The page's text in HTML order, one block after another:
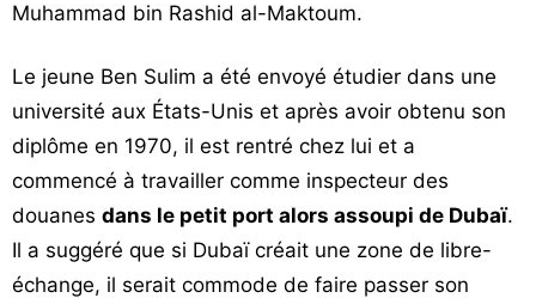
Muhammad bin Rashid al-Maktoum.
Le jeune Ben Sulim a été envoyé étudier dans une
université aux États-Unis et après avoir obtenu son
diplôme en 1970, il est rentré chez lui et a
commencé à travailler comme inspecteur des
douanes dans le petit port alors assoupi de Dubaï.
Il a suggéré que si Dubaï créait une zone de libre-
échange, il serait commode de faire passer son